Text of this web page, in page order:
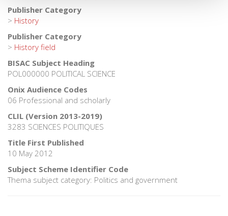
Publisher Category
> History
Publisher Category
> History field
BISAC Subject Heading
POL000000 POLITICAL SCIENCE
Onix Audience Codes
06 Professional and scholarly
CLIL (Version 2013-2019)
3283 SCIENCES POLITIQUES
Title First Published
10 May 2012
Subject Scheme Identifier Code
Thema subject category: Politics and government